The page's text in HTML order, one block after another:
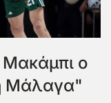
ο
Μάλαγα"